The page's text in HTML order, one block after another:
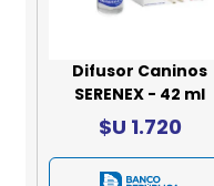
Difusor Caninos
SERENEX - 42 ml
$U 1.720